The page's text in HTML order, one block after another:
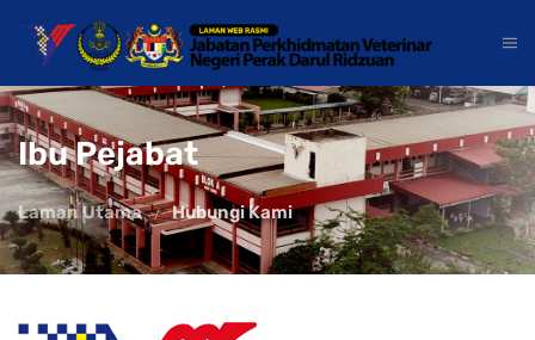
Ibu Pejabat
Laman Utama Hubungi Kami